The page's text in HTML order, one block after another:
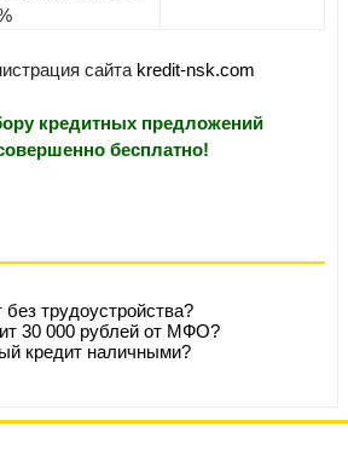
сайта kredit-nsk.com
кредитных предложений
бесплатно!
без трудоустройства?
30 000 рублей от МФО?
кредит наличными?